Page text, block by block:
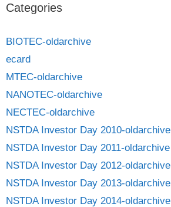
Categories
BIOTEC-oldarchive
ecard
MTEC-oldarchive
NANOTEC-oldarchive
NECTEC-oldarchive
NSTDA Investor Day 2010-oldarchive
NSTDA Investor Day 2011-oldarchive
NSTDA Investor Day 2012-oldarchive
NSTDA Investor Day 2013-oldarchive
NSTDA Investor Day 2014-oldarchive